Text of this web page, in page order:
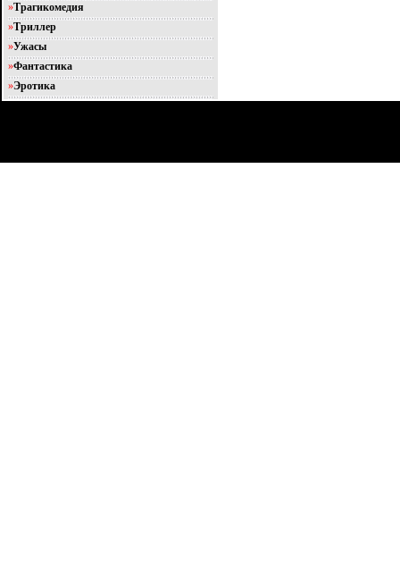
»Трагикомедия
»Триллер
»Ужасы
»Фантастика
»Эротика